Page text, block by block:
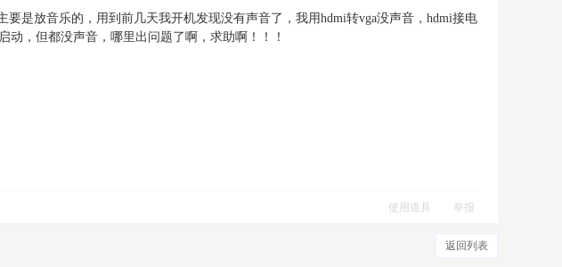
是放音乐的，用到前几天我开机发现没有声音了，我用hdmi转vga没声音，hdmi接电
动，但都没声音，哪里出问题了啊，求助啊！！！
使用道具 举报
返回列表